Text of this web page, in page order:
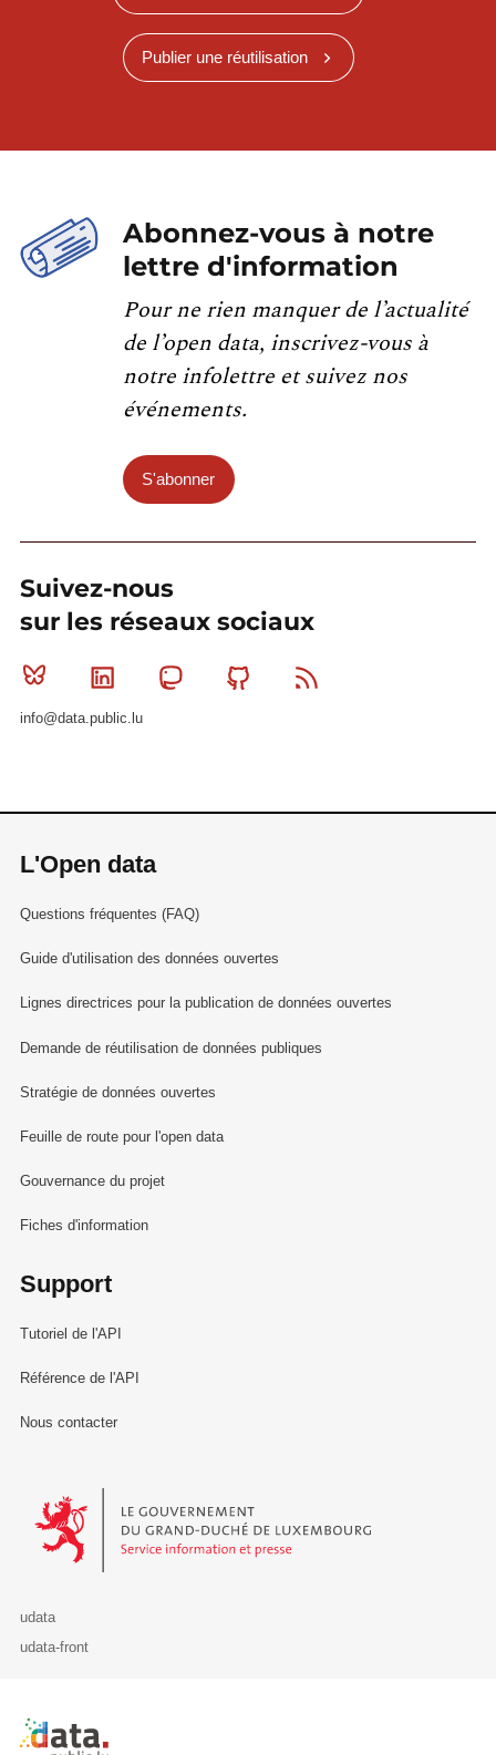
Publier une réutilisation
Abonnez-vous à notre
lettre d'information
Pour ne rien manquer de l’actualité
de l’open data, inscrivez-vous à
notre infolettre et suivez nos
événements.
S'abonner
Suivez-nous
sur les réseaux sociaux
Bluesky Linkedin MastodonGithub
info@data.public.lu
L'Open data
Questions fréquentes (FAQ)
Guide d'utilisation des données ouvertes
Lignes directrices pour la publication de données ouvertes
Demande de réutilisation de données publiques
Stratégie de données ouvertes
Feuille de route pour l'open data
Gouvernance du projet
Fiches d'information
Support
Tutoriel de l'API
Référence de l'API
Nous contacter
Le Gouvernement du Grand-Duché de Luxembourg - Service
udata
udata-front
Retour à l'accueil de data.public.lu